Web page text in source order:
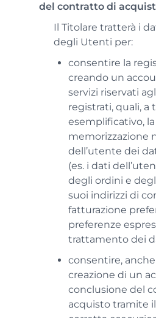
del contratto di
Il Titolare tratterà i
degli Utenti per:
consentire la
creando un
servizi riservati
registrati, quali, a
esemplificativo, la
memorizzazione
dell’utente dei
(es. i dati
degli ordini e
suoi indirizzi di
fatturazione
preferenze
trattamento dei
consentire, anche
creazione di un
conclusione del
acquisto tramite